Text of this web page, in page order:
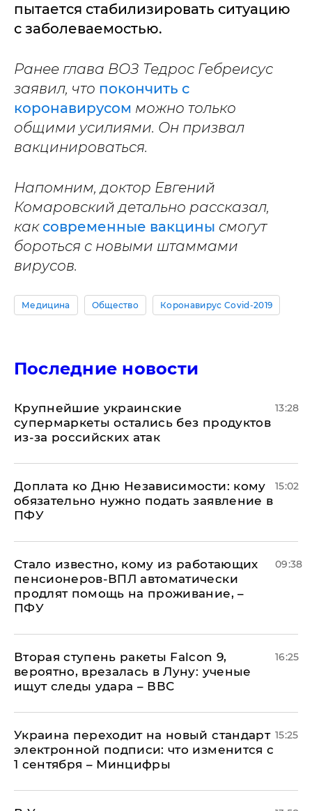
пытается стабилизировать ситуацию
с заболеваемостью.
Ранее глава ВОЗ Тедрос Гебреисус
заявил, что покончить с
коронавирусом можно только
общими усилиями. Он призвал
вакцинироваться.
Напомним, доктор Евгений
Комаровский детально рассказал,
как современные вакцины смогут
бороться с новыми штаммами
вирусов.
Медицина Общество Коронавирус Covid-2019
Последние новости
Крупнейшие украинские
супермаркеты остались без продуктов
из-за российских атак
13:28
Доплата ко Дню Независимости: кому
обязательно нужно подать заявление в
ПФУ
15:02
Стало известно, кому из работающих
пенсионеров-ВПЛ автоматически
продлят помощь на проживание, –
ПФУ
09:38
Вторая ступень ракеты Falcon 9,
вероятно, врезалась в Луну: ученые
ищут следы удара – ВВС
16:25
Украина переходит на новый стандарт
электронной подписи: что изменится с
1 сентября – Минцифры
15:25